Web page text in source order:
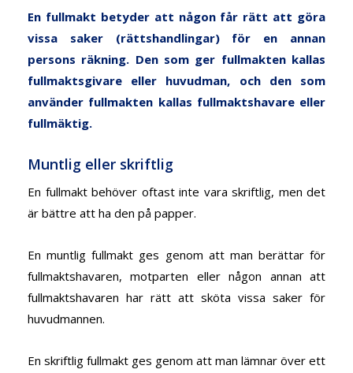
En fullmakt betyder att någon får rätt att göra
vissa saker (rättshandlingar) för en annan
persons räkning. Den som ger fullmakten kallas
fullmaktsgivare eller huvudman, och den som
använder fullmakten kallas fullmaktshavare eller
fullmäktig.
Muntlig eller skriftlig
En fullmakt behöver oftast inte vara skriftlig, men det
är bättre att ha den på papper.
En muntlig fullmakt ges genom att man berättar för
fullmaktshavaren, motparten eller någon annan att
fullmaktshavaren har rätt att sköta vissa saker för
huvudmannen.
En skriftlig fullmakt ges genom att man lämnar över ett